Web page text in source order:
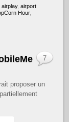
airplay,airport
Hour,
proposer un
7